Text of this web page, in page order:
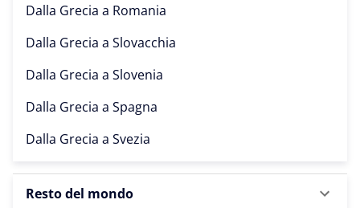
Dalla Grecia a Romania
Dalla Grecia a Slovacchia
Dalla Grecia a Slovenia
Dalla Grecia a Spagna
Dalla Grecia a Svezia
Resto del mondo